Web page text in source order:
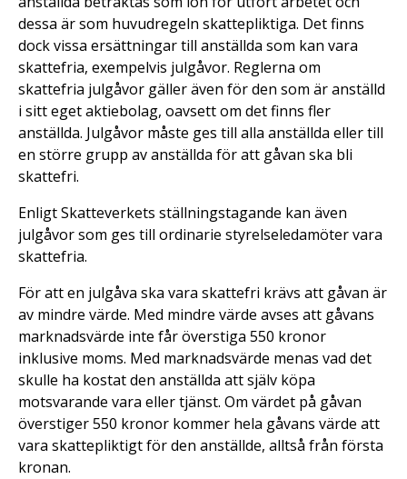
dessa är som huvudregeln skattepliktiga. Det finns
dock vissa ersättningar till anställda som kan vara
skattefria, exempelvis julgåvor. Reglerna om
skattefria julgåvor gäller även för den som är anställd
i sitt eget aktiebolag, oavsett om det finns fler
anställda. Julgåvor måste ges till alla anställda eller till
en större grupp av anställda för att gåvan ska bli
skattefri.
Enligt Skatteverkets ställningstagande kan även
julgåvor som ges till ordinarie styrelseledamöter vara
skattefria.
För att en julgåva ska vara skattefri krävs att gåvan är
av mindre värde. Med mindre värde avses att gåvans
marknadsvärde inte får överstiga 550 kronor
inklusive moms. Med marknadsvärde menas vad det
skulle ha kostat den anställda att själv köpa
motsvarande vara eller tjänst. Om värdet på gåvan
överstiger 550 kronor kommer hela gåvans värde att
vara skattepliktigt för den anställde, alltså från första
kronan.